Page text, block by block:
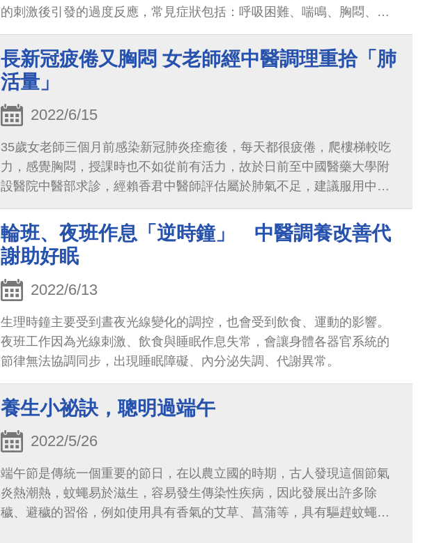
的刺激後引發的過度反應，常見症狀包括：呼吸困難、喘鳴、胸悶、慢
性咳嗽等，學齡前和學齡期兒童不一定會以「喘」作為表現，而是以
「持續咳嗽」為主要的症狀。
長新冠疲倦又胸悶 女老師經中醫調理重拾「肺
活量」
2022/6/15
35歲女老師三個月前感染新冠肺炎痊癒後，每天都很疲倦，爬樓梯較吃
力，感覺胸悶，授課時也不如從前有活力，故於日前至中國醫藥大學附
設醫院中醫部求診，經賴香君中醫師評估屬於肺氣不足，建議服用中藥
調理與食療後，女老師順利恢復以往的「肺活量」。
輪班、夜班作息「逆時鐘」 中醫調養改善代
謝助好眠
2022/6/13
生理時鐘主要受到晝夜光線變化的調控，也會受到飲食、運動的影響。
夜班工作因為光線刺激、飲食與睡眠作息失常，會讓身體各器官系統的
節律無法協調同步，出現睡眠障礙、內分泌失調、代謝異常。
養生小祕訣，聰明過端午
2022/5/26
端午節是傳統一個重要的節日，在以農立國的時期，古人發現這個節氣
炎熱潮熱，蚊蠅易於滋生，容易發生傳染性疾病，因此發展出許多除
穢、避穢的習俗，例如使用具有香氣的艾草、菖蒲等，具有驅趕蚊蠅的